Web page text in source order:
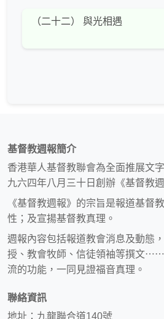
（二十二） 與光相遇
基督教週報簡介
香港華人基督教聯會為全面推展文
九六四年八月三十日創辦《基督教
《基督教週報》的宗旨是報道基督
性；及宣揚基督教真理。
週報內容包括報道教會消息及動態
授、教會牧師、信徒領袖等撰文
流的功能，一同見證福音真理。
聯絡資訊
地址：九龍聯合道140號